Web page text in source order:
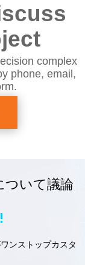
complex
phone, email,
ついて議論
ンストップカスタ